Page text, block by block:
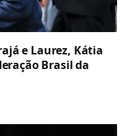
e Laurez, Kátia
Brasil da